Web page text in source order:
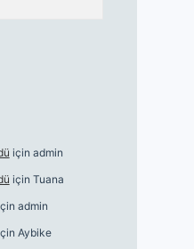
için admin
için Tuana
admin
Aybike